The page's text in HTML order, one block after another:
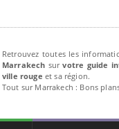
Retrouvez toutes les
Marrakech survotre guide
ville rouge et sa région.
Tout sur Marrakech : Bons